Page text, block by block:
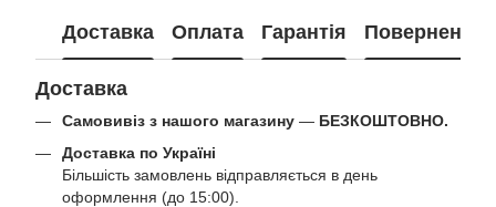
Доставка Оплата Гарантія Повернення
Доставка
Самовивіз з нашого магазину — БЕЗКОШТОВНО.
Доставка по Україні
Більшість замовлень відправляється в день
оформлення (до 15:00).